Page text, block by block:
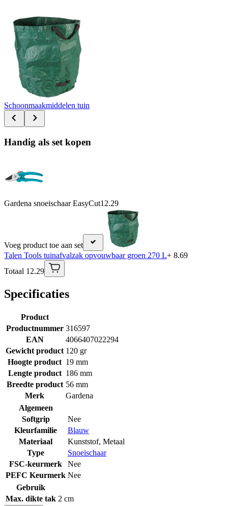
Schoonmaakmiddelen tuin
Handig als set kopen
Gardena snoeischaar EasyCut12.29
Voeg product toe aan set
Talen Tools tuinafvalzak opvouwbaar groen 270 L+ 8.69
Totaal 12.29
Specificaties
Product
Productnummer 316597
EAN
4066407022294
Gewicht product 120 gr
Hoogte product 19 mm
Lengte product 186 mm
Breedte product 56 mm
Merk
Gardena
Algemeen
Softgrip
Nee
Kleurfamilie
Blauw
Materiaal
Kunststof, Metaal
Type
Snoeischaar
FSC-keurmerk
Nee
PEFC Keurmerk Nee
Gebruik
Max. dikte tak 2 cm